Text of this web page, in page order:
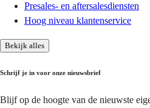
Presales- en aftersalesdiensten
Hoog niveau klantenservice
Bekijk alles
Schrijf je in voor onze nieuwsbrief
Blijf op de hoogte van de nieuwste